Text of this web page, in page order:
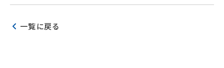
一覧に戻る